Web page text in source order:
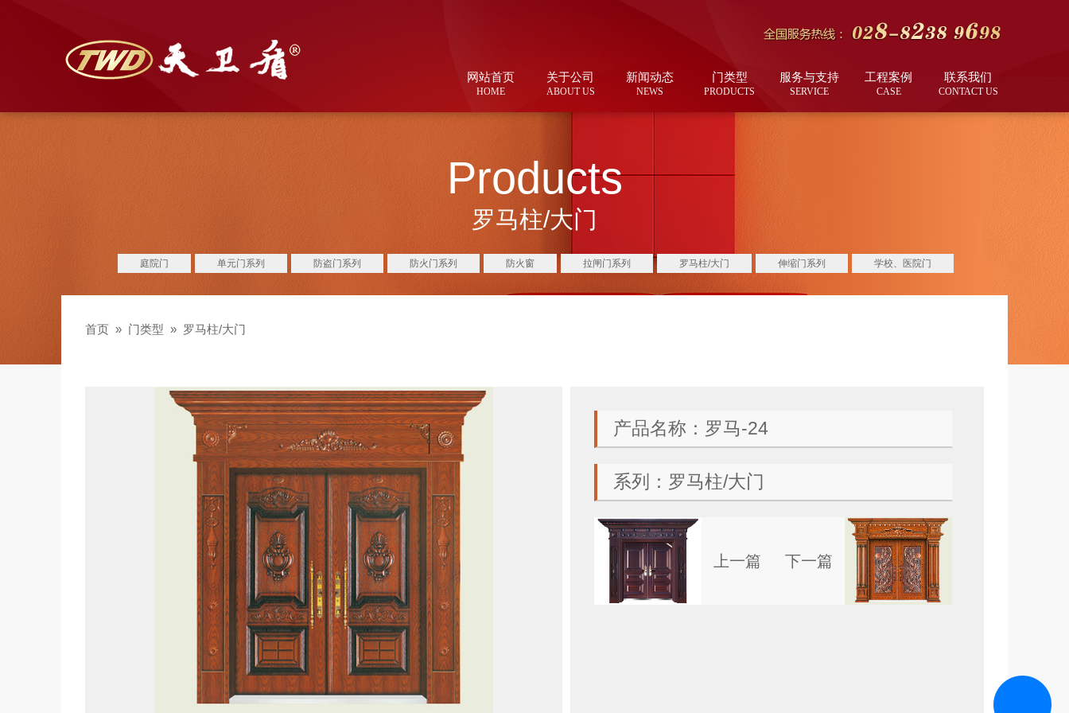
网站首页
HOME
关于公司
ABOUT US
新闻动态
NEWS
门类型
PRODUCTS
服务与支持
SERVICE
工程案例
CASE
联系我们
CONTACT US
Products
罗马柱/大门
庭院门 单元门系列 防盗门系列 防火门系列 防火窗 拉闸门系列 罗马柱/大门 伸缩门系列 学校、医院门
首页 » 门类型 » 罗马柱/大门
产品名称：罗马-24
系列：罗马柱/大门
上一篇 下一篇